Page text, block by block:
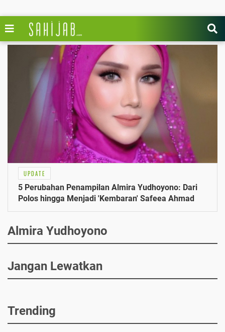
UPDATE
5 Perubahan Penampilan Almira Yudhoyono: Dari
Polos hingga Menjadi 'Kembaran' Safeea Ahmad
Almira Yudhoyono
Jangan Lewatkan
Trending